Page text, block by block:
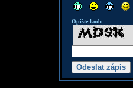
Opište kod: